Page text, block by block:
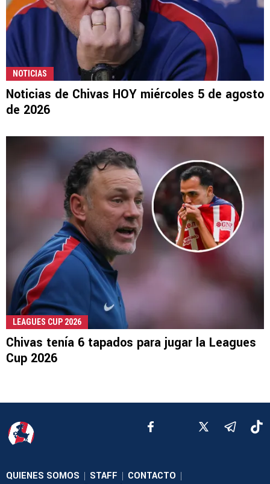
NOTICIAS
Noticias de Chivas HOY miércoles 5 de agosto
de 2026
LEAGUES CUP 2026
Chivas tenía 6 tapados para jugar la Leagues
Cup 2026
QUIENES SOMOS STAFF CONTACTO